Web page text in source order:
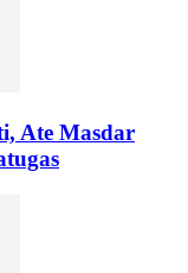
Ate Masdar